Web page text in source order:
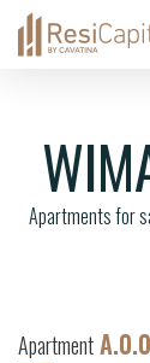
Apartments for
Apartment